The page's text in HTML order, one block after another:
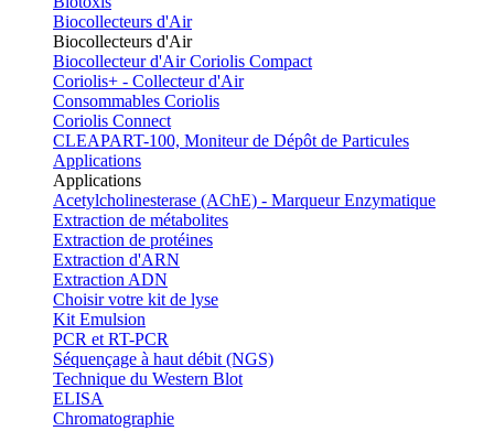
Biocollecteurs d'Air
Biocollecteurs d'Air
Biocollecteur d'Air Coriolis Compact
Coriolis+ - Collecteur d'Air
Consommables Coriolis
Coriolis Connect
CLEAPART-100, Moniteur de Dépôt de Particules
Applications
Applications
Acetylcholinesterase (AChE) - Marqueur Enzymatique
Extraction de métabolites
Extraction de protéines
Extraction d'ARN
Extraction ADN
Choisir votre kit de lyse
Kit Emulsion
PCR et RT-PCR
Séquençage à haut débit (NGS)
Technique du Western Blot
ELISA
Chromatographie